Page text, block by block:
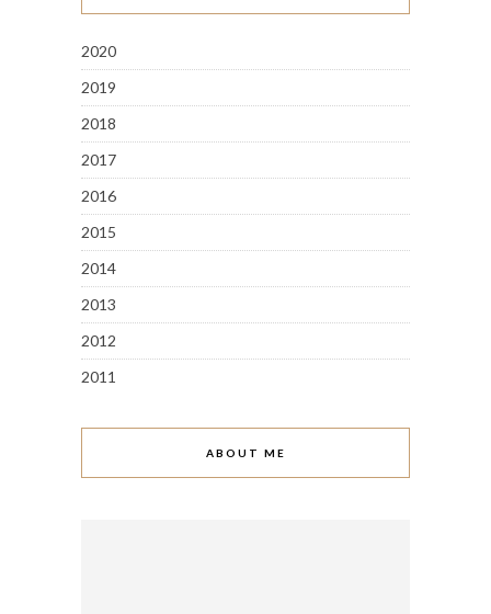
2020
2019
2018
2017
2016
2015
2014
2013
2012
2011
ABOUT ME